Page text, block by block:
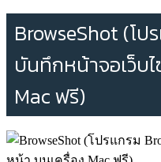
BrowseShot (โป
บันทึกหน้าจอเว็บ
Mac ฟรี)